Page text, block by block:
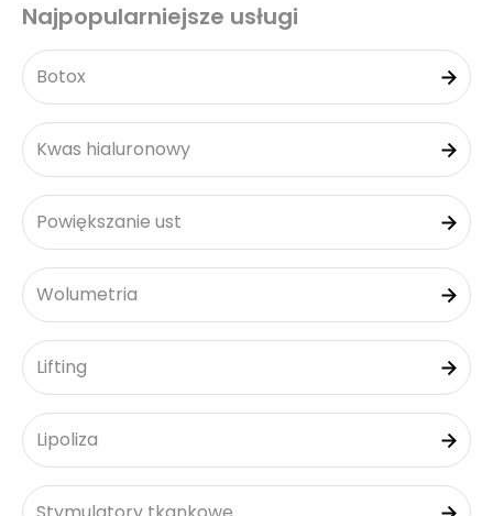
Najpopularniejsze usługi
Botox
Kwas hialuronowy
Powiększanie ust
Wolumetria
Lifting
Lipoliza